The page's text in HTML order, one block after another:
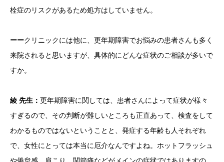
栓症のリスクがあるため処方はしていません。
ーークリニックには他に、更年期障害でお悩みの患者さんも多く
来院されると思いますが、具体的にどんな症状のご相談が多いで
すか。
綾 先生： 更年期障害に関しては、患者さんによって症状が様々
すぎるので、その判断が難しいところも正直あって、検査をして
わかるものではないということと、発症する年齢も人それぞれ
で、女性にとっては本当に厄介なんですよね。ホットフラッシュ
や倦怠感、肩こり、関節痛などがメインの症状ではありますの